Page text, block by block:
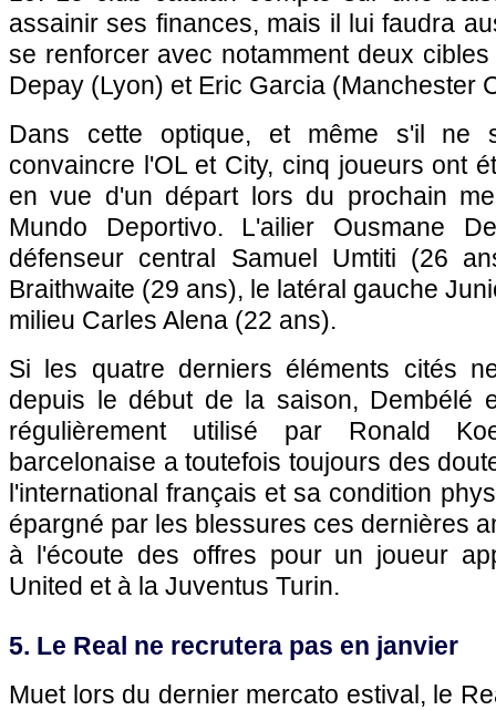
assainir ses finances, mais il lui faudra
se renforcer avec notamment deux
Depay (Lyon) et Eric Garcia (Manchester
Dans cette optique, et même s'il ne
convaincre l'OL et City, cinq joueurs ont
en vue d'un départ lors du prochain
Mundo Deportivo. L'ailier Ousmane
défenseur central Samuel Umtiti (26
Braithwaite (29 ans), le latéral gauche
milieu Carles Alena (22 ans).
Si les quatre derniers éléments cités
depuis le début de la saison, Dembélé
régulièrement utilisé par Ronald
barcelonaise a toutefois toujours des
l'international français et sa condition
épargné par les blessures ces dernières
à l'écoute des offres pour un joueur
United et à la Juventus Turin.
5. Le Real ne recrutera pas en janvier
Muet lors du dernier mercato estival, le